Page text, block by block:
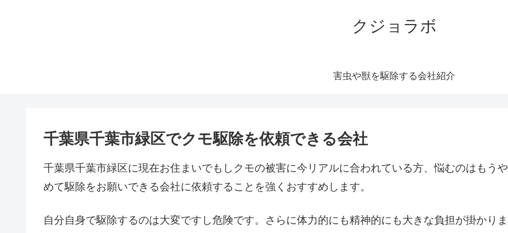
クジョラボ
害虫や獣を駆除する会社紹介
千葉県千葉市緑区でクモ駆除を依頼できる会社
千葉県千葉市緑区に現在お住まいでもしクモの被害に今リアルに合われている方、悩むのはもうや
めて駆除をお願いできる会社に依頼することを強くおすすめします。
自分自身で駆除するのは大変ですし危険です。さらに体力的にも精神的にも大きな負担が掛かりま